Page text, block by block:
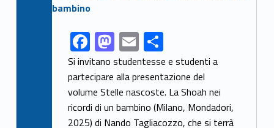
Link identifier share facebook archive #share-link-archive-79708F
ac
e
b
o
M
as
to
d
o
E
m
ai
l
S
h
ar
e
Si invitano studentesse e studenti a
partecipare alla presentazione del
volume Stelle nascoste. La Shoah nei
ricordi di un bambino (Milano, Mondadori,
2025) di Nando Tagliacozzo, che si terrà